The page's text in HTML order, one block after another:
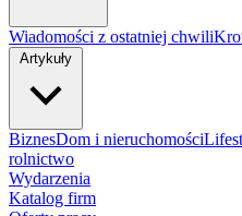
Wiadomości z ostatniej chwili
Artykuły
BiznesDom i nieruchomości
rolnictwo
Wydarzenia
Katalog firm